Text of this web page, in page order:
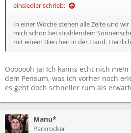
einsiedler schrieb:
In einer Woche stehen alle Zelte und
mich schon bei strahlendem
mit einem Bierchen in der Hand.
Ooooooh Ja! Ich kanns echt nich
dem Pensum, was ich vorher noch
es geht doch schneller rum als
Manu*
Parkrocker